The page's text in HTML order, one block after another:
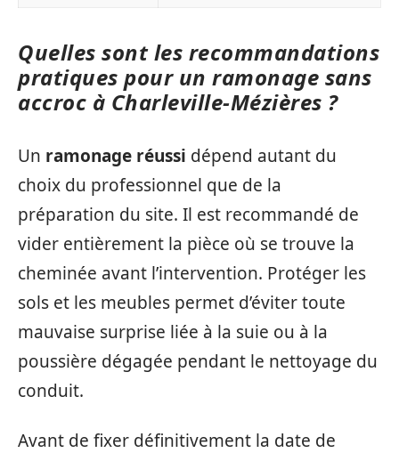
Quelles sont les recommandations
pratiques pour un ramonage sans
accroc à Charleville-Mézières ?
Un ramonage réussi dépend autant du
choix du professionnel que de la
préparation du site. Il est recommandé de
vider entièrement la pièce où se trouve la
cheminée avant l’intervention. Protéger les
sols et les meubles permet d’éviter toute
mauvaise surprise liée à la suie ou à la
poussière dégagée pendant le nettoyage du
conduit.
Avant de fixer définitivement la date de